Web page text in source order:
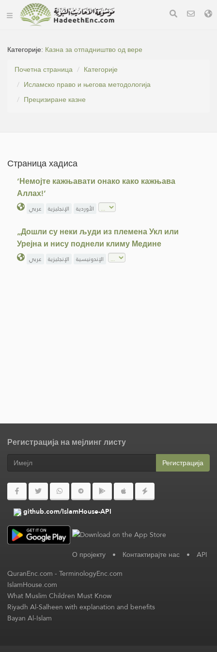
Категорије: Казна за отпадништво од вере
Почетна страница
Категорије
Исламско право и његова методологија
Прецизиране казне
Страница хадиса
‘Немојте кажњавати онако како кажњава
Аллах!’
عربي الإنجليزية الأوردية
„Дошли су неки људи из племена Укл или
Урејна и нису поднели климу Медине
عربي الإنجليزية الإندونيسية
Регистрација на мејлинг листу
Регистрација
github.com/IslamHouse-API
О пројекту • Контактирајте нас • API
QuranEnc.com-TerminologyEnc.com
IslamHouse.com
What Muslim Children Must Know
Riyadh Al-Salheen with explanation and benefits
Bayan Al-Islam